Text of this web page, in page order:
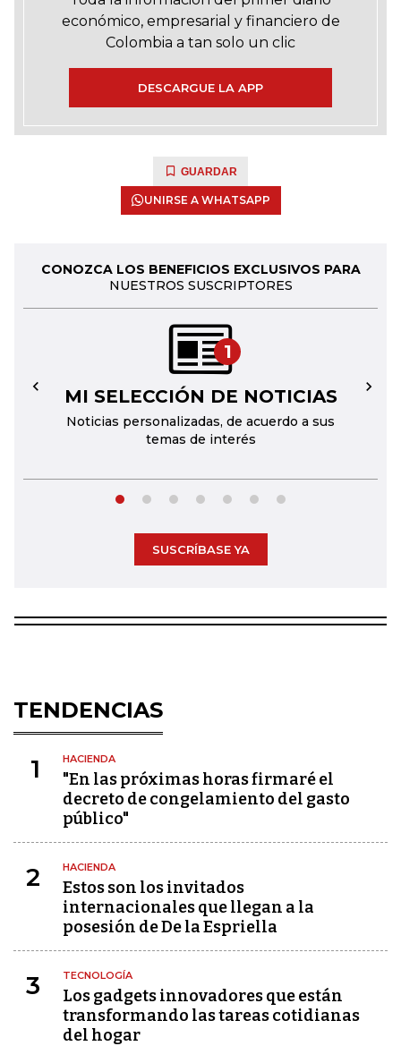
económico, empresarial y financiero de
Colombia a tan solo un clic
DESCARGUE LA APP
GUARDAR
UNIRSE A WHATSAPP
CONOZCA LOS BENEFICIOS EXCLUSIVOS PARA
NUESTROS SUSCRIPTORES
1
MI SELECCIÓN DE NOTICIAS
Noticias personalizadas, de acuerdo a sus
temas de interés
← →
SUSCRÍBASE YA
TENDENCIAS
1 HACIENDA
"En las próximas horas firmaré el
decreto de congelamiento del gasto
público"
2 HACIENDA
Estos son los invitados
internacionales que llegan a la
posesión de De la Espriella
3 TECNOLOGÍA
Los gadgets innovadores que están
transformando las tareas cotidianas
del hogar